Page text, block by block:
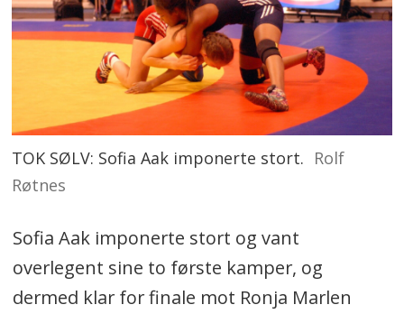
TOK SØLV: Sofia Aak imponerte stort. Rolf
Røtnes
Sofia Aak imponerte stort og vant
overlegent sine to første kamper, og
dermed klar for finale mot Ronja Marlen